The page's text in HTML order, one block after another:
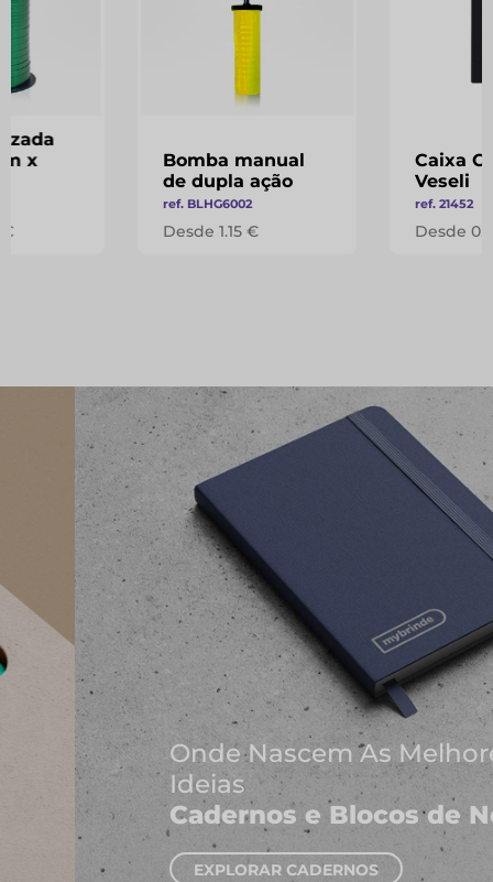
x
€
Bomba manual
de dupla ação
ref. BLHG6002
Desde 1.15 €
Caixa
Veseli
ref. 21452
Desde
Onde Nascem As Melhores
Ideias
Cadernos e Blocos de Notas
EXPLORAR CADERNOS